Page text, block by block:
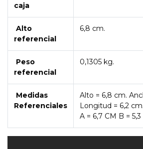
caja
Alto
referencial
6,8 cm.
Peso
referencial
0,1305 kg.
Medidas
Referenciales
Alto = 6,8 cm.
Longitud = 6,2
A = 6,7 CM B =